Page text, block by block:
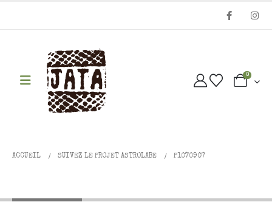
0
ACCUEIL SUIVEZ LE PROJET ASTROLABE P1070907